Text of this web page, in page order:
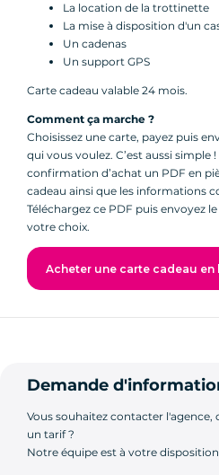
La location de la trottinette
La mise à disposition d'un
Un cadenas
Un support GPS
Carte cadeau valable 24 mois.
Comment ça marche ?
Choisissez une carte, payez puis
qui vous voulez. C’est aussi simple
confirmation d’achat un PDF en
cadeau ainsi que les informations
Téléchargez ce PDF puis envoyez
votre choix.
Acheter une carte cadeau en
Demande
Vous souhaitez contacter
un tarif ?
Notre équipe est à votre